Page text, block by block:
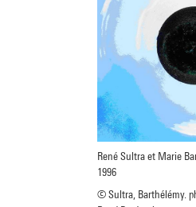
René Sultra et Marie
1996
© Sultra, Barthélémy.